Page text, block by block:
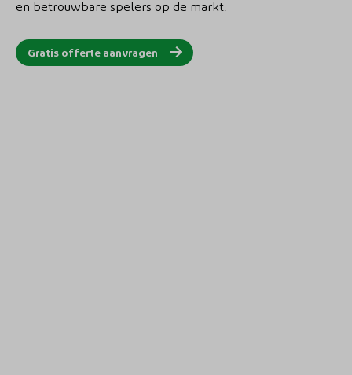
en betrouwbare spelers op de markt.
Gratis offerte aanvragen